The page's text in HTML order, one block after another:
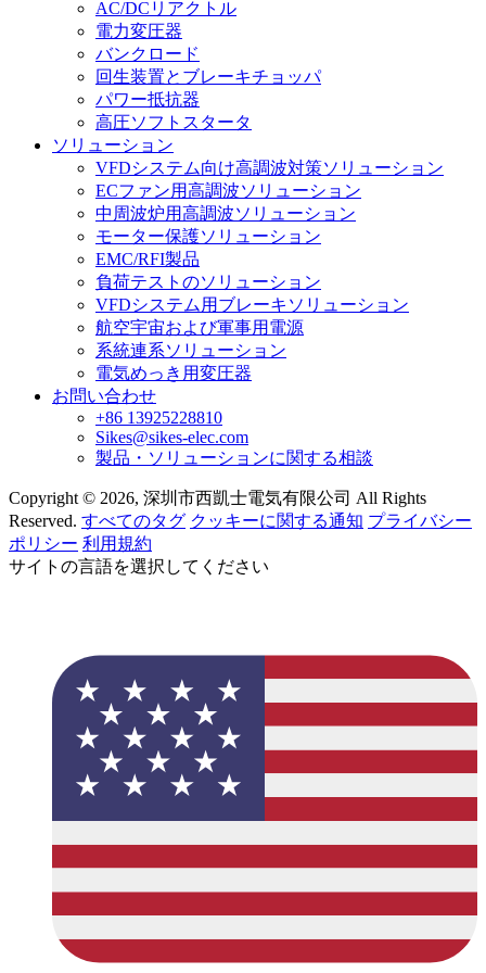
AC/DCリアクトル
電力変圧器
バンクロード
回生装置とブレーキチョッパ
パワー抵抗器
高圧ソフトスタータ
ソリューション
VFDシステム向け高調波対策ソリューション
ECファン用高調波ソリューション
中周波炉用高調波ソリューション
モーター保護ソリューション
EMC/RFI製品
負荷テストのソリューション
VFDシステム用ブレーキソリューション
航空宇宙および軍事用電源
系統連系ソリューション
電気めっき用変圧器
お問い合わせ
+86 13925228810
Sikes@sikes-elec.com
製品・ソリューションに関する相談
Copyright © 2026, 深圳市西凱士電気有限公司 All Rights
Reserved. すべてのタグ クッキーに関する通知 プライバシー
ポリシー 利用規約
サイトの言語を選択してください